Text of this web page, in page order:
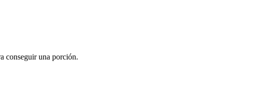
conseguir una porción.